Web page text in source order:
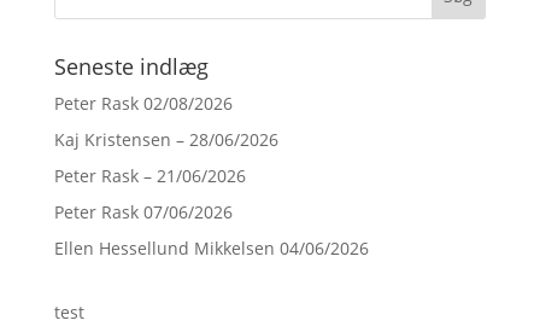
Seneste indlæg
Peter Rask 02/08/2026
Kaj Kristensen – 28/06/2026
Peter Rask – 21/06/2026
Peter Rask 07/06/2026
Ellen Hessellund Mikkelsen 04/06/2026
test